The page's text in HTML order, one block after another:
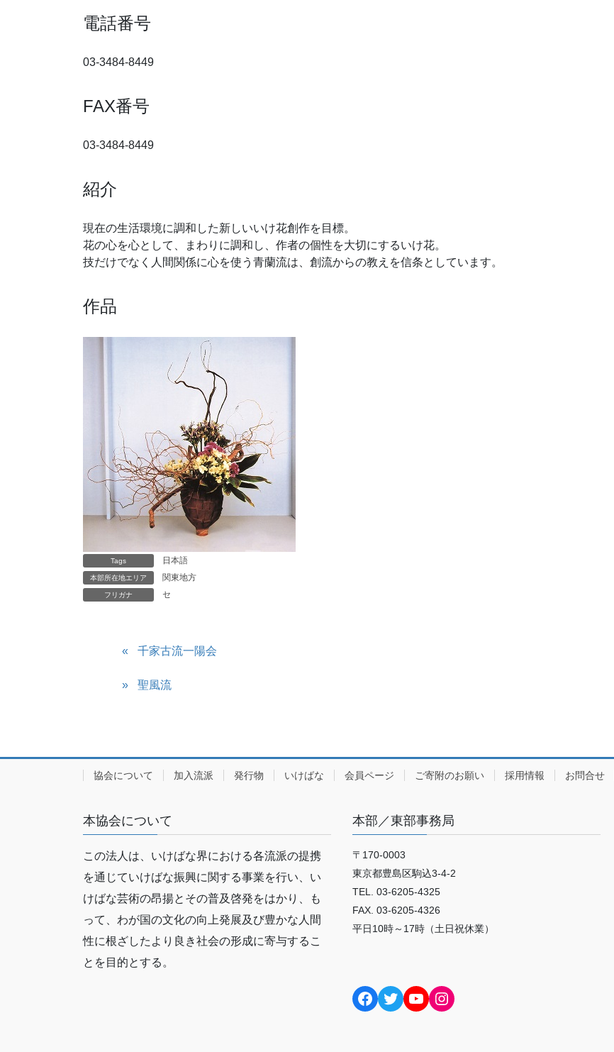
電話番号
03-3484-8449
FAX番号
03-3484-8449
紹介
現在の生活環境に調和した新しいいけ花創作を目標。
花の心を心として、まわりに調和し、作者の個性を大切にするいけ花。
技だけでなく人間関係に心を使う青蘭流は、創流からの教えを信条としています。
作品
Tags 日本語
本部所在地エリア 関東地方
フリガナ セ
千家古流一陽会
聖風流
協会について 加入流派 発行物 いけばな 会員ページ ご寄附のお願い 採用情報 お問合せ
本協会について
この法人は、いけばな界における各流派の提携
を通じていけばな振興に関する事業を行い、い
けばな芸術の昂揚とその普及啓発をはかり、も
って、わが国の文化の向上発展及び豊かな人間
性に根ざしたより良き社会の形成に寄与するこ
とを目的とする。
本部／東部事務局
〒170-0003
東京都豊島区駒込3-4-2
TEL. 03-6205-4325
FAX. 03-6205-4326
平日10時～17時（土日祝休業）
Facebook
TwitterYouTubeInstagram